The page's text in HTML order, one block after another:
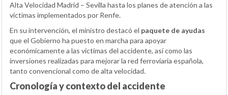
Alta Velocidad Madrid – Sevilla hasta los planes de atención a las
víctimas implementados por Renfe.
En su intervención, el ministro destacó el paquete de ayudas
que el Gobierno ha puesto en marcha para apoyar
económicamente a las víctimas del accidente, así como las
inversiones realizadas para mejorar la red ferroviaria española,
tanto convencional como de alta velocidad.
Cronología y contexto del accidente